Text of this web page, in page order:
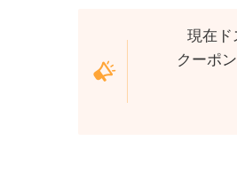
現在ド
クーポ